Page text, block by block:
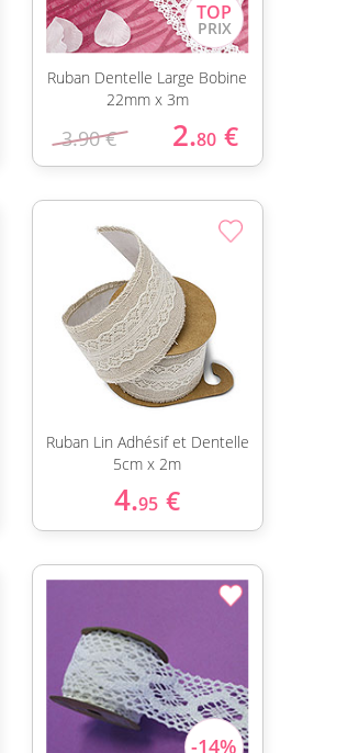
Ruban Dentelle Large Bobine
22mm x 3m
3.90 € 2.80 €
Ruban Lin Adhésif et Dentelle
5cm x 2m
4.95 €